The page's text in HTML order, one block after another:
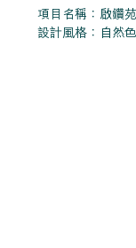
項目名稱：啟鑽苑
設計風格：自然